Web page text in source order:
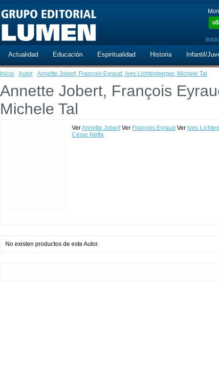
u$
Actualidad Educación Espiritualidad Historia Infantil/
Inicio · Autor · Annette Jobert, François Eyraud, Ives Lichtenberger, Michele Tal
Annette Jobert, François
Michele Tal
VerAnnette JobertVer François Eyraud Ver Ives
César Neffa
No existen productos de este Autor.